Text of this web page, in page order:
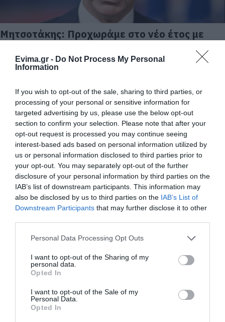
Evima.gr - Do Not Process My Personal
Information
If you wish to opt-out of the sale, sharing to third parties, or
processing of your personal or sensitive information for
targeted advertising by us, please use the below opt-out
section to confirm your selection. Please note that after your
opt-out request is processed you may continue seeing
interest-based ads based on personal information utilized by
us or personal information disclosed to third parties prior to
your opt-out. You may separately opt-out of the further
disclosure of your personal information by third parties on the
IAB’s list of downstream participants. This information may
also be disclosed by us to third parties on the IAB’s List of
Downstream Participants that may further disclose it to other
Please note that this website/app uses one or more Google
not limited to your visit or usage behaviour. You may click to
grant or deny consent to Google and its third-party tags to
use your data for below specified purposes in below Google
consent section.
Personal Data Processing Opt Outs
I want to opt-out of the Sharing of my
personal data.
Opted In
I want to opt-out of the Sale of my
Personal Data.
Opted In
Μητσοτάκης: Προχωράμε στο νέο έτος με
πράξεις
30.12.2024 | 15:00
Εύβοια: Τα σπαρακτικά λόγια της μητέρας
του βρέφους που πέθανε μετά από γενναία
μάχη
16.12.2024 | 11:15